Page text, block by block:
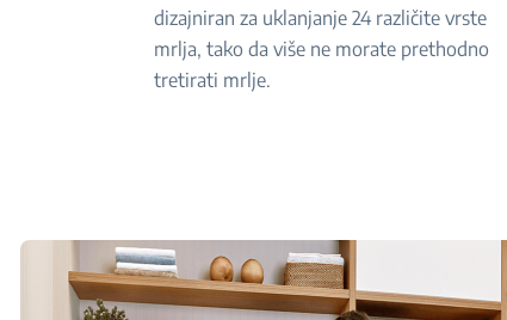
dizajniran za uklanjanje 24 različite vrste
mrlja, tako da više ne morate prethodno
tretirati mrlje.